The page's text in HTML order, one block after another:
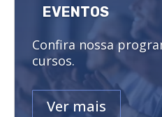
EVENTOS
Confira nossa
cursos.
Ver mais